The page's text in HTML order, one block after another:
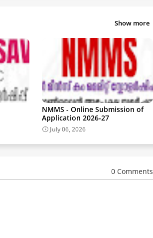
Show more
NMMS - Online Submission of
Application 2026-27
July 06, 2026
0 Comments